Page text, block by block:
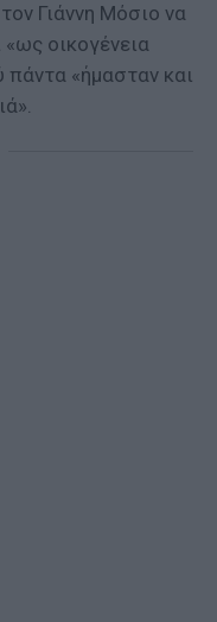
Γιάννη Μόσιο να
οικογένεια
πάντα «ήμασταν και